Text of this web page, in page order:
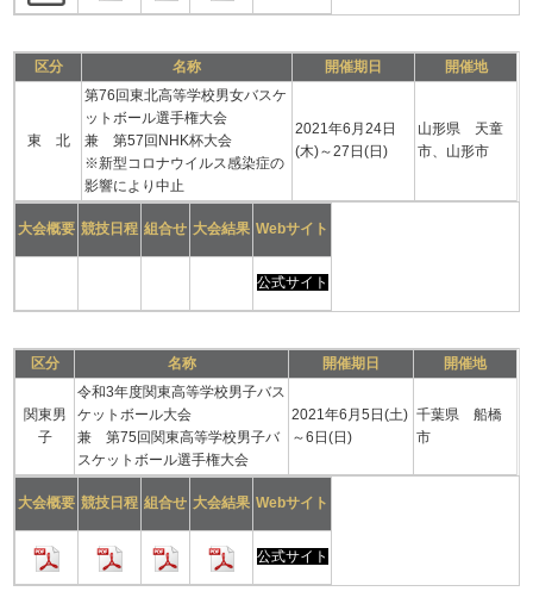
区分 名称 開催期日 開催地
東 北
第76回東北高等学校男女バスケ
ットボール選手権大会
兼 第57回NHK杯大会
※新型コロナウイルス感染症の
影響により中止
2021年6月24日
(木)～27日(日)
山形県 天童
市、山形市
大会概要 競技日程 組合せ 大会結果 Webサイト
公式サイト
区分 名称 開催期日 開催地
関東男
子
令和3年度関東高等学校男子バス
ケットボール大会
兼 第75回関東高等学校男子バ
スケットボール選手権大会
2021年6月5日(土)
～6日(日)
千葉県 船橋
市
大会概要 競技日程 組合せ 大会結果 Webサイト
公式サイト